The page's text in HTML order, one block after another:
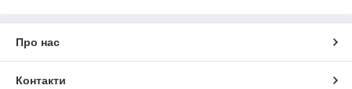
Про нас
Контакти